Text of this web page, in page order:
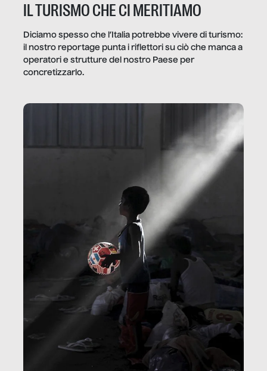
IL TURISMO CHE CI MERITIAMO
Diciamo spesso che l’Italia potrebbe vivere di turismo:
il nostro reportage punta i riflettori su ciò che manca a
operatori e strutture del nostro Paese per
concretizzarlo.